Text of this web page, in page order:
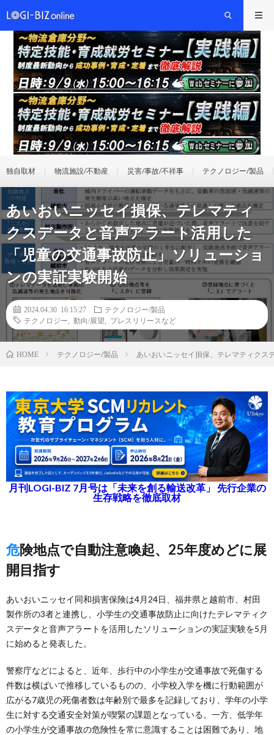
独自取材 物流施設/不動産 災害/事故/不祥事 テクノロジー/製品
あいおいニッセイ損保、テレマティ
クスデータと音声アラート活用した
「児童の交通事故防止」ソリューショ
ンの実証実験開始
2024.04.30 16:15:27
テクノロジー/製品
テクノロジー
動向/展望 プレスリリースなど
HOME テクノロジー/製品 あいおいニッセイ損保、テレマティクス
月刊LOGI-BIZ 7月号は「未来を創る輸送改革」 先行企業の
生存戦略を徹底取材
危険地点で自動注意喚起、25年度めどに展
開目指す
あいおいニッセイ同和損害保険は4月24日、福井県と越前市、村田
製作所の3者と連携し、小学生の交通事故防止に向けたテレマティク
スデータと音声アラートを活用したソリューションの実証実験を5月
に始めると発表した。
警察庁などによると、近年、歩行中の小学生が交通事故で死傷する
件数は横ばいで推移しているものの、小学校入学を機に行動範囲が
広がる7歳児の死傷者数は年齢別で最多を記録しており、学年の小学
生に対する交通安全対策が喫緊の課題となっている。一方、低学年
の小学生が交通事故の危険性を常に意識することは困難であり、地